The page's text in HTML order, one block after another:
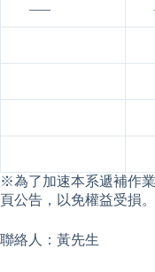
­­­ —–
※為了加速本系遞補作
頁公告，以免權益受損。
聯絡人：黃先生